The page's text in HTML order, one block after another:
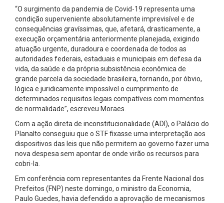
“O surgimento da pandemia de Covid-19 representa uma
condição superveniente absolutamente imprevisível e de
consequências gravíssimas, que, afetará, drasticamente, a
execução orçamentária anteriormente planejada, exigindo
atuação urgente, duradoura e coordenada de todos as
autoridades federais, estaduais e municipais em defesa da
vida, da saúde e da própria subsistência econômica de
grande parcela da sociedade brasileira, tornando, por óbvio,
lógica e juridicamente impossível o cumprimento de
determinados requisitos legais compatíveis com momentos
de normalidade”, escreveu Moraes.
Com a ação direta de inconstitucionalidade (ADI), o Palácio do
Planalto conseguiu que o STF fixasse uma interpretação aos
dispositivos das leis que não permitem ao governo fazer uma
nova despesa sem apontar de onde virão os recursos para
cobri-la.
Em conferência com representantes da Frente Nacional dos
Prefeitos (FNP) neste domingo, o ministro da Economia,
Paulo Guedes, havia defendido a aprovação de mecanismos